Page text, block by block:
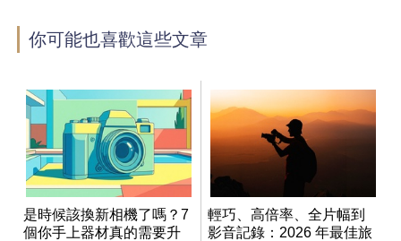
你可能也喜歡這些文章
是時候該換新相機了嗎？7
個你手上器材真的需要升
輕巧、高倍率、全片幅到
影音記錄：2026 年最佳旅